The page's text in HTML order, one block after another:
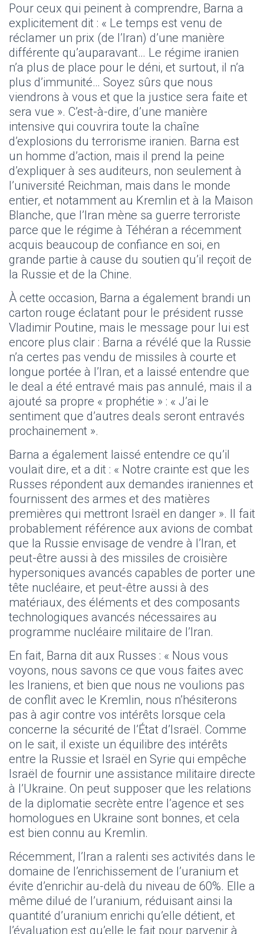
Pour ceux qui peinent à comprendre, Barna a
explicitement dit : « Le temps est venu de
réclamer un prix (de l’Iran) d’une manière
différente qu’auparavant… Le régime iranien
n’a plus de place pour le déni, et surtout, il n’a
plus d’immunité… Soyez sûrs que nous
viendrons à vous et que la justice sera faite et
sera vue ». C’est-à-dire, d’une manière
intensive qui couvrira toute la chaîne
d’explosions du terrorisme iranien. Barna est
un homme d’action, mais il prend la peine
d’expliquer à ses auditeurs, non seulement à
l’université Reichman, mais dans le monde
entier, et notamment au Kremlin et à la Maison
Blanche, que l’Iran mène sa guerre terroriste
parce que le régime à Téhéran a récemment
acquis beaucoup de confiance en soi, en
grande partie à cause du soutien qu’il reçoit de
la Russie et de la Chine.
À cette occasion, Barna a également brandi un
carton rouge éclatant pour le président russe
Vladimir Poutine, mais le message pour lui est
encore plus clair : Barna a révélé que la Russie
n’a certes pas vendu de missiles à courte et
longue portée à l’Iran, et a laissé entendre que
le deal a été entravé mais pas annulé, mais il a
ajouté sa propre « prophétie » : « J’ai le
sentiment que d’autres deals seront entravés
prochainement ».
Barna a également laissé entendre ce qu’il
voulait dire, et a dit : « Notre crainte est que les
Russes répondent aux demandes iraniennes et
fournissent des armes et des matières
premières qui mettront Israël en danger ». Il fait
probablement référence aux avions de combat
que la Russie envisage de vendre à l’Iran, et
peut-être aussi à des missiles de croisière
hypersoniques avancés capables de porter une
tête nucléaire, et peut-être aussi à des
matériaux, des éléments et des composants
technologiques avancés nécessaires au
programme nucléaire militaire de l’Iran.
En fait, Barna dit aux Russes : « Nous vous
voyons, nous savons ce que vous faites avec
les Iraniens, et bien que nous ne voulions pas
de conflit avec le Kremlin, nous n’hésiterons
pas à agir contre vos intérêts lorsque cela
concerne la sécurité de l’État d’Israël. Comme
on le sait, il existe un équilibre des intérêts
entre la Russie et Israël en Syrie qui empêche
Israël de fournir une assistance militaire directe
à l’Ukraine. On peut supposer que les relations
de la diplomatie secrète entre l’agence et ses
homologues en Ukraine sont bonnes, et cela
est bien connu au Kremlin.
Récemment, l’Iran a ralenti ses activités dans le
domaine de l’enrichissement de l’uranium et
évite d’enrichir au-delà du niveau de 60%. Elle a
même dilué de l’uranium, réduisant ainsi la
quantité d’uranium enrichi qu’elle détient, et
l’évaluation est qu’elle le fait pour parvenir à